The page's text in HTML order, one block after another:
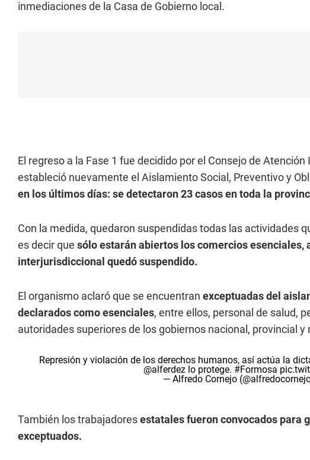
inmediaciones de la Casa de Gobierno local.
El regreso a la Fase 1 fue decidido por el Consejo de
estableció nuevamente el Aislamiento Social, Preventivo y
en los últimos días: se detectaron 23 casos en toda la
Con la medida, quedaron suspendidas todas las actividades
es decir que sólo estarán abiertos los comercios
interjurisdiccional quedó suspendido.
El organismo aclaró que se encuentran exceptuadas del
declarados como esenciales, entre ellos, personal de salud,
autoridades superiores de los gobiernos nacional, provincial y
Represión y violación de los derechos humanos, así actúa la
@alferdezlo protege. #Formosa
— Alfredo Cornejo
También los trabajadoresestatales fueron convocados para
exceptuados.